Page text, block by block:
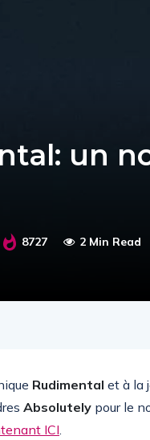
un
8727 2 Min Read
Rudimental et à la
Absolutely pour le
ICI.